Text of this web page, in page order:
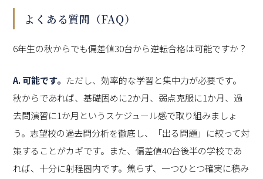
よくある質問（FAQ）
6年生の秋からでも偏差値30台から逆転合格は可能ですか？
A. 可能です。 ただし、効率的な学習と集中力が必要です。
秋からであれば、基礎固めに2か月、弱点克服に1か月、過
去問演習に1か月というスケジュール感で取り組みましょ
う。志望校の過去問分析を徹底し、「出る問題」に絞って対
策することがカギです。また、偏差値40台後半の学校であ
れば、十分に射程圏内です。焦らず、一つひとつ確実に積み